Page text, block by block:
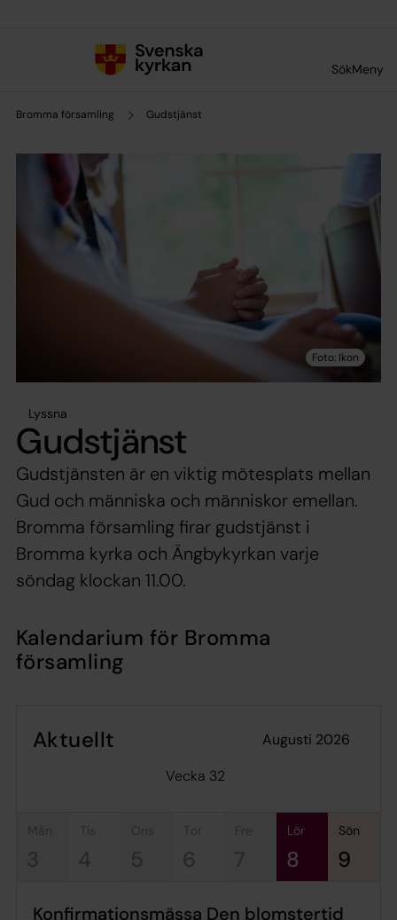
SökMeny
Bromma församling Gudstjänst
Lyssna
Gudstjänst
Gudstjänsten är en viktig mötesplats mellan
Gud och människa och människor emellan.
Bromma församling firar gudstjänst i
Bromma kyrka och Ängbykyrkan varje
söndag klockan 11.00.
Kalendarium för Bromma
församling
Aktuellt
augusti 2026
Vecka 32
tis
4
tor
6
lör
8
sön
9
Konfirmationsmässa Den blomstertid